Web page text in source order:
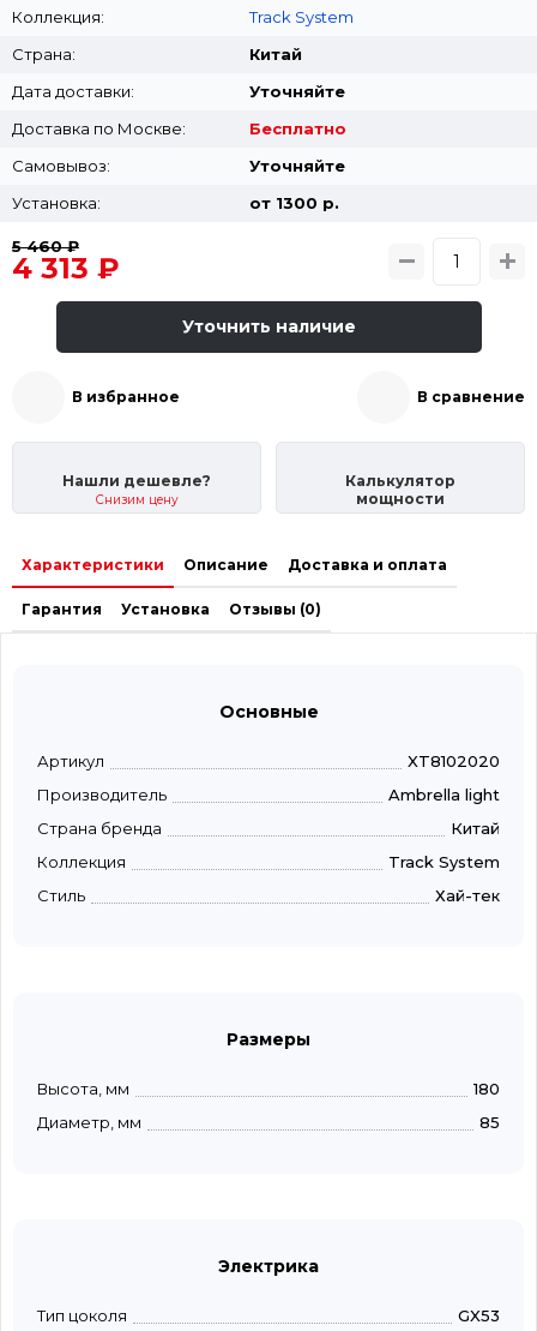
Коллекция:
Track System
Страна:
Китай
Дата доставки:
Уточняйте
Доставка по Москве:
Бесплатно
Самовывоз:
Уточняйте
Установка:
от 1300 p.
5 460 ₽
4 313 ₽
Уточнить наличие
В избранное В сравнение
Нашли дешевле?
Снизим цену
Калькулятор
мощности
Характеристики Описание Доставка и оплата
Гарантия Установка Отзывы (0)
Основные
Артикул
XT8102020
Производитель
Ambrella light
Страна бренда
Китай
Коллекция
Track System
Стиль
Хай-тек
Размеры
Высота, мм
180
Диаметр, мм
85
Электрика
Тип цоколя
GX53